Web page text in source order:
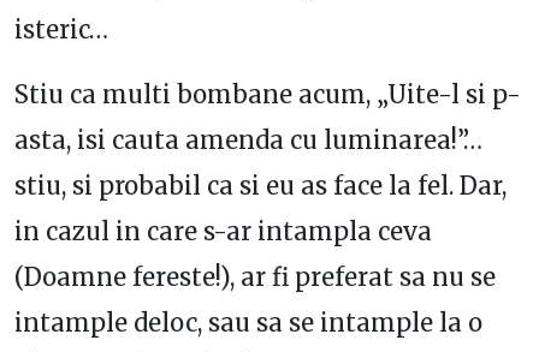
isteric…
Stiu ca multi bombane acum, „Uite-l si p-
asta, isi cauta amenda cu luminarea!”…
stiu, si probabil ca si eu as face la fel. Dar,
in cazul in care s-ar intampla ceva
(Doamne fereste!), ar fi preferat sa nu se
intample deloc, sau sa se intample la o